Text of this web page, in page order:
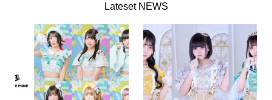
Lateset NEWS